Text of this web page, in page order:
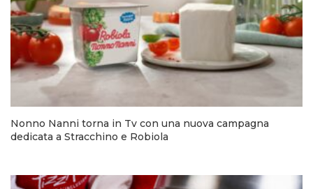
Nonno Nanni torna in Tv con una nuova campagna
dedicata a Stracchino e Robiola